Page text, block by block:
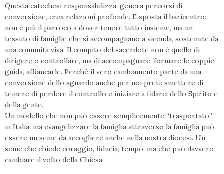
Questa catechesi responsabilizza, genera percorsi di
conversione, crea relazioni profonde. E sposta il baricentro:
non è più il parroco a dover tenere tutto insieme, ma un
tessuto di famiglie che si accompagnano a vicenda, sostenute da
una comunità viva. Il compito del sacerdote non è quello di
dirigere o controllare, ma di accompagnare, formare le coppie
guida, affiancarle. Perché il vero cambiamento parte da una
conversione dello sguardo anche per noi preti: smettere di
temere di perdere il controllo e iniziare a fidarci dello Spirito e
della gente.
Un modello che non può essere semplicemente “trasportato”
in Italia, ma evangelizzare la famiglia attraverso la famiglia può
essere un seme da accogliere anche nella nostra diocesi. Un
seme che chiede coraggio, fiducia, tempo, ma che può davvero
cambiare il volto della Chiesa.